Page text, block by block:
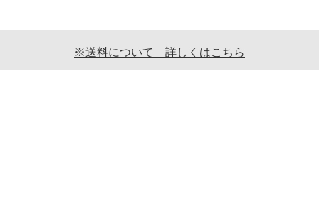
※送料について 詳しくはこちら